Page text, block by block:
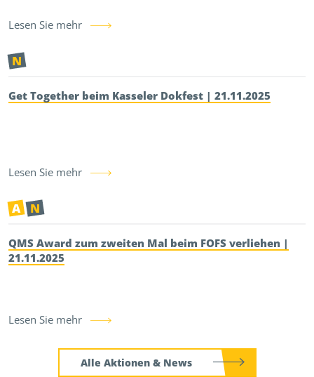
Lesen Sie mehr
N
Get Together beim Kasseler Dokfest | 21.11.2025
Lesen Sie mehr
A N
QMS Award zum zweiten Mal beim FOFS verliehen |
21.11.2025
Lesen Sie mehr
Alle Aktionen & News